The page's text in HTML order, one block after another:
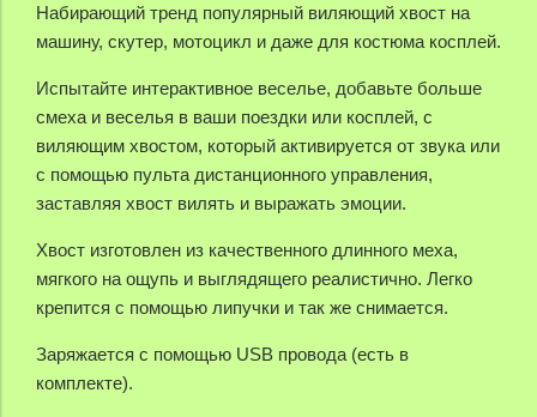
Набирающий тренд популярный виляющий хвост на
машину, скутер, мотоцикл и даже для костюма косплей.
Испытайте интерактивное веселье, добавьте больше
смеха и веселья в ваши поездки или косплей, с
виляющим хвостом, который активируется от звука или
с помощью пульта дистанционного управления,
заставляя хвост вилять и выражать эмоции.
Хвост изготовлен из качественного длинного меха,
мягкого на ощупь и выглядящего реалистично. Легко
крепится с помощью липучки и так же снимается.
Заряжается с помощью USB провода (есть в
комплекте).